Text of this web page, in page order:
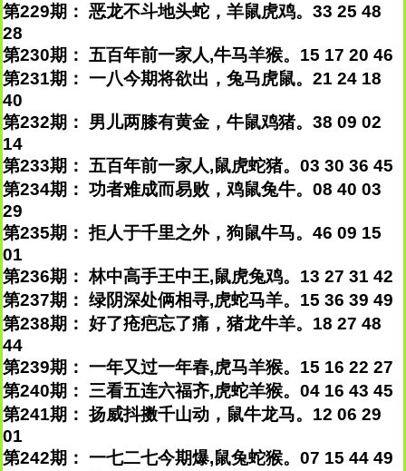
第229期： 恶龙不斗地头蛇，羊鼠虎鸡。33 25 48
28
第230期： 五百年前一家人,牛马羊猴。15 17 20 46
第231期： 一八今期将欲出，兔马虎鼠。21 24 18
40
第232期： 男儿两膝有黄金，牛鼠鸡猪。38 09 02
14
第233期： 五百年前一家人,鼠虎蛇猪。03 30 36 45
第234期： 功者难成而易败，鸡鼠兔牛。08 40 03
29
第235期： 拒人于千里之外，狗鼠牛马。46 09 15
01
第236期： 林中高手王中王,鼠虎兔鸡。13 27 31 42
第237期： 绿阴深处俩相寻,虎蛇马羊。15 36 39 49
第238期： 好了疮疤忘了痛，猪龙牛羊。18 27 48
44
第239期： 一年又过一年春,虎马羊猴。15 16 22 27
第240期： 三看五连六福齐,虎蛇羊猴。04 16 43 45
第241期： 扬威抖擞千山动，鼠牛龙马。12 06 29
01
第242期： 一七二七今期爆,鼠兔蛇猴。07 15 44 49